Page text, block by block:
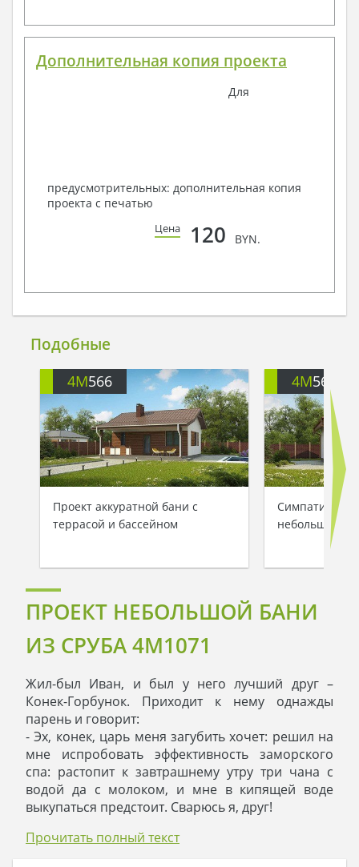
Дополнительная копия проекта
Для
предусмотрительных: дополнительная копия
проекта с печатью
Цена 120 BYN.
Подобные
4M566
Проект аккуратной бани с
террасой и бассейном
4M568
Симпатичный
небольшой
ПРОЕКТ НЕБОЛЬШОЙ БАНИ
ИЗ СРУБА 4M1071
Жил-был Иван, и был у него лучший друг –
Конек-Горбунок. Приходит к нему однажды
парень и говорит:
- Эх, конек, царь меня загубить хочет: решил на
мне испробовать эффективность заморского
спа: растопит к завтрашнему утру три чана с
водой да с молоком, и мне в кипящей воде
выкупаться предстоит. Сварюсь я, друг!
сколько раз выручал тебя, и на этот выручу.
Прочитать полный текст